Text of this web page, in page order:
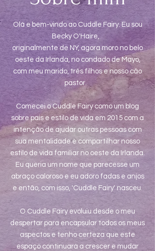
Olá e bem-vindo ao Cuddle Fairy. Eu sou
Becky O'Haire,
originalmente de NY, agora moro no belo
oeste da Irlanda, no condado de Mayo,
com meu marido, três filhos e nosso cão
pastor.
Comecei o Cuddle Fairy como um blog
sobre pais e estilo de vida em 2015 com a
intenção de ajudar outras pessoas com
sua mentalidade e compartilhar nosso
estilo de vida familiar no oeste da Irlanda.
Eu queria um nome que parecesse um
abraço caloroso e eu adoro fadas e anjos
e então, com isso, 'Cuddle Fairy' nasceu.
O Cuddle Fairy evoluiu desde o meu
despertar para encapsular todos os meus
aspectos e tenho certeza que este
espaço continuará a crescer e mudar